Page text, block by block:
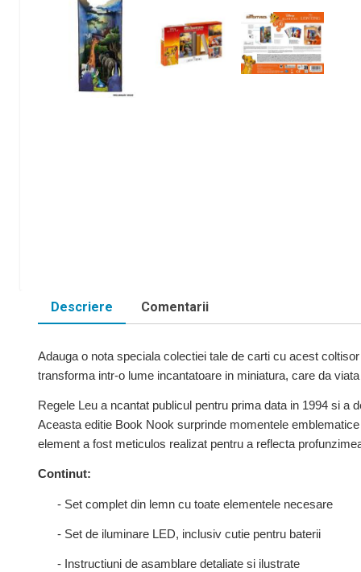
Descriere Comentarii
Adauga o nota speciala colectiei tale de carti cu acest
transforma intr-o lume incantatoare in miniatura, care da
Regele Leu a ncantat publicul pentru prima data in 1994 si a
Aceasta editie Book Nook surprinde momentele
element a fost meticulos realizat pentru a reflecta
Continut:
- Set complet din lemn cu toate elementele necesare
- Set de iluminare LED, inclusiv cutie pentru baterii
- Instructiuni de asamblare detaliate si ilustrate